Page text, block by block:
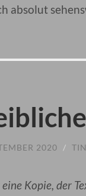
absolut
2020 /
eine Kopie, der